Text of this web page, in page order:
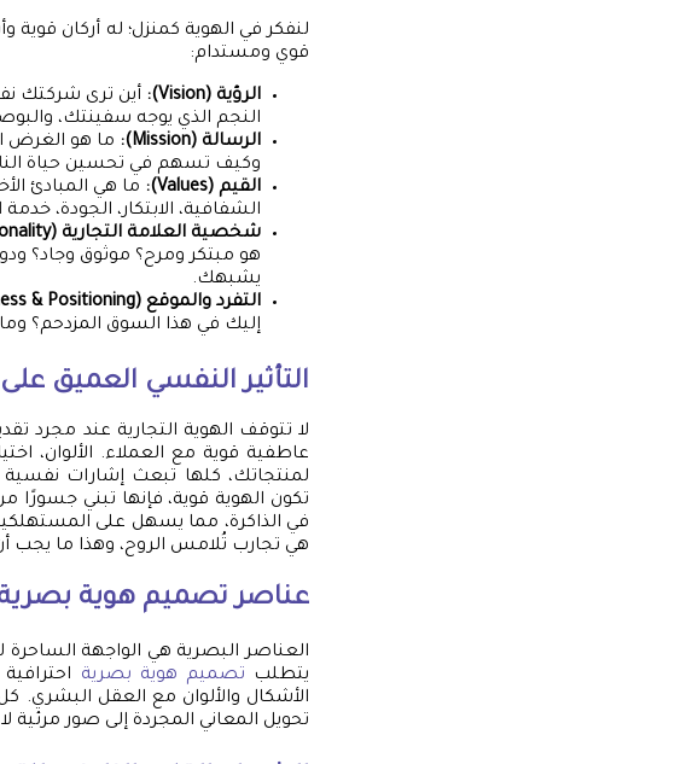
لنفكر في الهوية كمنزل؛ له أركان
قوي ومستدام:
الرؤية (Vision):
أين ترى شركتك
النجم الذي يوجه سفينتك،
الرسالة (Mission):
ما هو الغرض
وكيف تسهم في تحسين حياة
القيم (Values):
ما هي المبادئ
الشفافية، الابتكار، الجودة،
شخصية العلامة التجارية (Brand Personality):
هو مبتكر ومرح؟ موثوق وجاد؟
يشبهك.
التفرد والموقع (Uniqueness & Positioning):
إليك في هذا السوق المزدحم؟
التأثير النفسي العميق
لا تتوقف الهوية التجارية عند مجرد
عاطفية قوية مع العملاء. الألوان،
لمنتجاتك، كلها تبعث إشارات نفسية
تكون الهوية قوية، فإنها تبني جسورًا
في الذاكرة، مما يسهل على
هي تجارب تُلامس الروح، وهذا ما يجب
عناصر تصميم هوية
العناصر البصرية هي الواجهة الساحرة
يتطلب تصميم هوية بصرية
الأشكال والألوان مع العقل البشري.
تحويل المعاني المجردة إلى صور مرئية